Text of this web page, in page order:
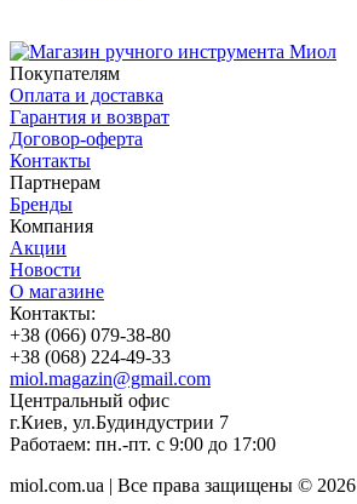
Покупателям
Оплата и доставка
Гарантия и возврат
Договор-оферта
Контакты
Партнерам
Бренды
Компания
Акции
Новости
О магазине
Контакты:
+38 (066) 079-38-80
+38 (068) 224-49-33
miol.magazin@gmail.com
Центральный офис
г.Киев, ул.Будиндустрии 7
Работаем: пн.-пт. с 9:00 до 17:00
miol.com.ua | Все права защищены © 2026